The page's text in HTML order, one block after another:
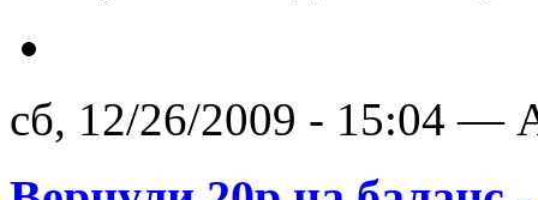
сб, 12/26/2009 - 15:04 —